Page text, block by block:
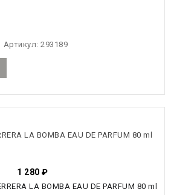
Артикул:293189
LA BOMBA EAU DE PARFUM 80 ml
1 280 ₽